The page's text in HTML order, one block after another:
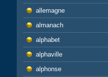
allemagne
almanach
alphabet
alphaville
alphonse